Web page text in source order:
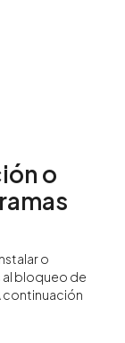
o
o
al bloqueo de
continuación